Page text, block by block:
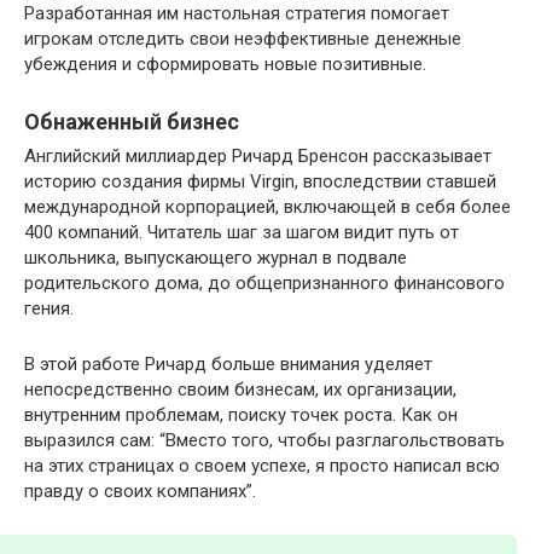
Разработанная им настольная стратегия помогает
игрокам отследить свои неэффективные денежные
убеждения и сформировать новые позитивные.
Обнаженный бизнес
Английский миллиардер Ричард Бренсон рассказывает
историю создания фирмы Virgin, впоследствии ставшей
международной корпорацией, включающей в себя более
400 компаний. Читатель шаг за шагом видит путь от
школьника, выпускающего журнал в подвале
родительского дома, до общепризнанного финансового
гения.
В этой работе Ричард больше внимания уделяет
непосредственно своим бизнесам, их организации,
внутренним проблемам, поиску точек роста. Как он
выразился сам: “Вместо того, чтобы разглагольствовать
на этих страницах о своем успехе, я просто написал всю
правду о своих компаниях”.